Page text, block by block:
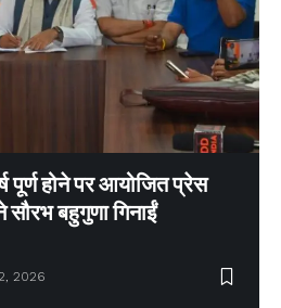
पूर्ण होने पर आयोजित प्रेस
सौरभ बहुगुणा गिनाईं
2026